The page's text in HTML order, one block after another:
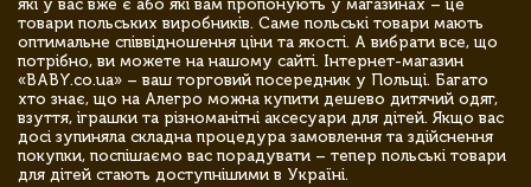
які у вас вже є або які вам пропонують у магазинах – це
товари польських виробників. Саме польські товари мають
оптимальне співвідношення ціни та якості. А вибрати все, що
потрібно, ви можете на нашому сайті. Інтернет-магазин
«BABY.co.ua» – ваш торговий посередник у Польщі. Багато
хто знає, що на Алегро можна купити дешево дитячий одяг,
взуття, іграшки та різноманітні аксесуари для дітей. Якщо вас
досі зупиняла складна процедура замовлення та здійснення
покупки, поспішаємо вас порадувати – тепер польські товари
для дітей стають доступнішими в Україні.